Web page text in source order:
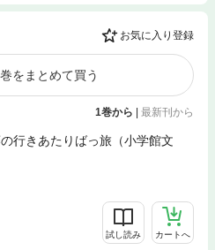
お気に入り登録
をまとめて買う
1巻から 最新刊から
行きあたりばっ旅（小学館文
試し読み カートへ